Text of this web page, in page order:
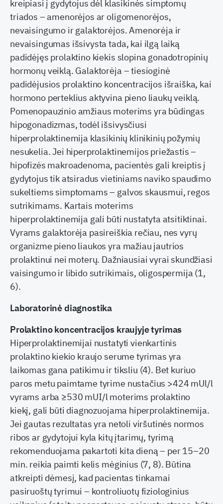
kreipiasi į gydytojus dėl klasikinės simptomų
triados – amenorėjos ar oligomenorėjos,
nevaisingumo ir galaktorėjos. Amenorėja ir
nevaisingumas išsivysta tada, kai ilgą laiką
padidėjęs prolaktino kiekis slopina gonadotropinių
hormonų veiklą. Galaktorėja – tiesioginė
padidėjusios prolaktino koncentracijos išraiška, kai
hormono perteklius aktyvina pieno liaukų veiklą.
Pomenopauzinio amžiaus moterims yra būdingas
hipogonadizmas, todėl išsivysčiusi
hiperprolaktinemija klasikinių klinikinių požymių
nesukelia. Jei hiperprolaktinemijos priežastis –
hipofizės makroadenoma, pacientės gali kreiptis į
gydytojus tik atsiradus vietiniams naviko spaudimo
sukeltiems simptomams – galvos skausmui, regos
sutrikimams. Kartais moterims
hiperprolaktinemija gali būti nustatyta atsitiktinai.
Vyrams galaktorėja pasireiškia rečiau, nes vyrų
organizme pieno liaukos yra mažiau jautrios
prolaktinui nei moterų. Dažniausiai vyrai skundžiasi
vaisingumo ir libido sutrikimais, oligospermija (1,
6).
Laboratorinė diagnostika
Prolaktino koncentracijos kraujyje tyrimas
Hiperprolaktinemijai nustatyti vienkartinis
prolaktino kiekio kraujo serume tyrimas yra
laikomas gana patikimu ir tiksliu (4). Bet kuriuo
paros metu paimtame tyrime nustačius >424 mUl/l
vyrams arba ≥530 mUI/l moterims prolaktino
kiekį, gali būti diagnozuojama hiperprolaktinemija.
Jei gautas rezultatas yra netoli viršutinės normos
ribos ar gydytojui kyla kitų įtarimų, tyrimą
rekomenduojama pakartoti kita dieną – per 15–20
min. reikia paimti kelis mėginius (7, 8). Būtina
atkreipti dėmesį, kad pacientas tinkamai
pasiruoštų tyrimui – kontroliuotų fiziologinius